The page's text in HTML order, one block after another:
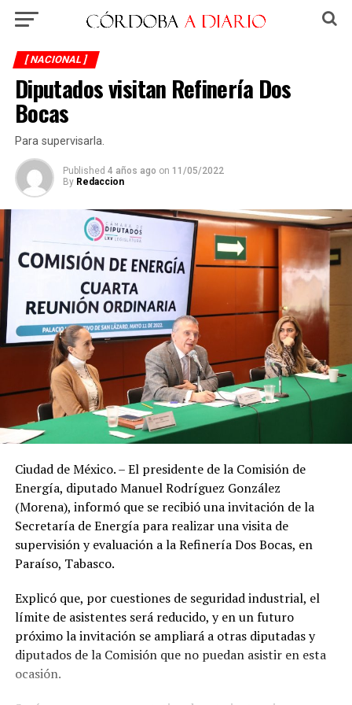
[ NACIONAL ]
Diputados visitan Refinería Dos
Bocas
Para supervisarla.
Published 4 años ago on 11/05/2022
By Redaccion
Ciudad de México. – El presidente de la Comisión de
Energía, diputado Manuel Rodríguez González
(Morena), informó que se recibió una invitación de la
Secretaría de Energía para realizar una visita de
supervisión y evaluación a la Refinería Dos Bocas, en
Paraíso, Tabasco.
Explicó que, por cuestiones de seguridad industrial, el
límite de asistentes será reducido, y en un futuro
próximo la invitación se ampliará a otras diputadas y
diputados de la Comisión que no puedan asistir en esta
ocasión.